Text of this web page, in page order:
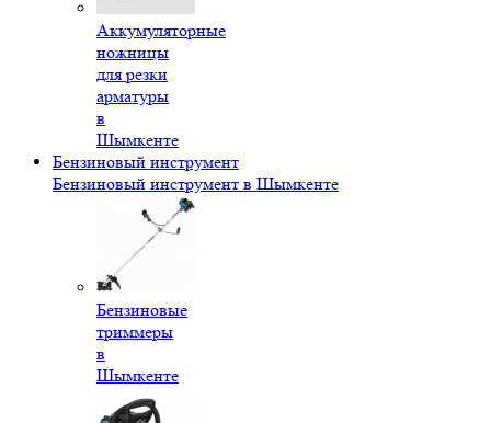
Аккумуляторные
ножницы
для резки
арматуры
в
Шымкенте
Бензиновый инструмент
Бензиновый инструмент в Шымкенте
Бензиновые
триммеры
в
Шымкенте